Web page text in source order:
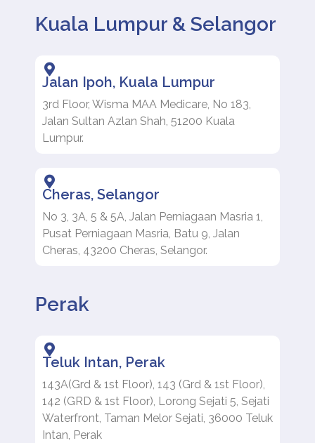
Kuala Lumpur & Selangor
Jalan Ipoh, Kuala Lumpur
3rd Floor, Wisma MAA Medicare, No 183,
Jalan Sultan Azlan Shah, 51200 Kuala
Lumpur.
Cheras, Selangor
No 3, 3A, 5 & 5A, Jalan Perniagaan Masria 1,
Pusat Perniagaan Masria, Batu 9, Jalan
Cheras, 43200 Cheras, Selangor.
Perak
Teluk Intan, Perak
143A(Grd & 1st Floor), 143 (Grd & 1st Floor),
142 (GRD & 1st Floor), Lorong Sejati 5, Sejati
Waterfront, Taman Melor Sejati, 36000 Teluk
Intan, Perak